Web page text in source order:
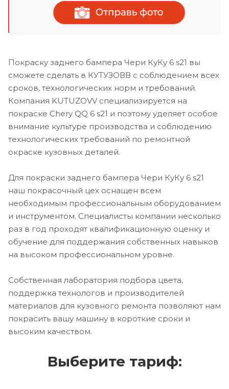
Покраску заднего бампера Чери КуКу 6 s21 вы
сможете сделать в КУТУЗОВВ с соблюдением всех
сроков, технологических норм и требований.
Компания KUTUZOVV специализируется на
покраске Chery QQ 6 s21 и поэтому уделяет особое
внимание культуре производства и соблюдению
технологических требований по ремонтной
окраске кузовных деталей.
Для покраски заднего бампера Чери КуКу 6 s21
наш покрасочный цех оснащен всем
необходимым профессиональным оборудованием
и инструментом. Специалисты компании несколько
раз в год проходят квалификационную оценку и
обучение для поддержания собственных навыков
на высоком профессиональном уровне.
Собственная лаборатория подбора цвета,
поддержка технологов и производителей
материалов для кузовного ремонта позволяют нам
покрасить вашу машину в короткие сроки и
высоким качеством.
Выберите тариф: